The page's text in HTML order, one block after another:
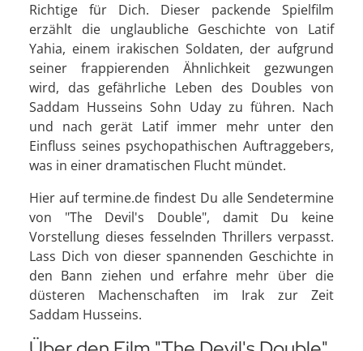
Richtige für Dich. Dieser packende Spielfilm
erzählt die unglaubliche Geschichte von Latif
Yahia, einem irakischen Soldaten, der aufgrund
seiner frappierenden Ähnlichkeit gezwungen
wird, das gefährliche Leben des Doubles von
Saddam Husseins Sohn Uday zu führen. Nach
und nach gerät Latif immer mehr unter den
Einfluss seines psychopathischen Auftraggebers,
was in einer dramatischen Flucht mündet.
Hier auf termine.de findest Du alle Sendetermine
von "The Devil's Double", damit Du keine
Vorstellung dieses fesselnden Thrillers verpasst.
Lass Dich von dieser spannenden Geschichte in
den Bann ziehen und erfahre mehr über die
düsteren Machenschaften im Irak zur Zeit
Saddam Husseins.